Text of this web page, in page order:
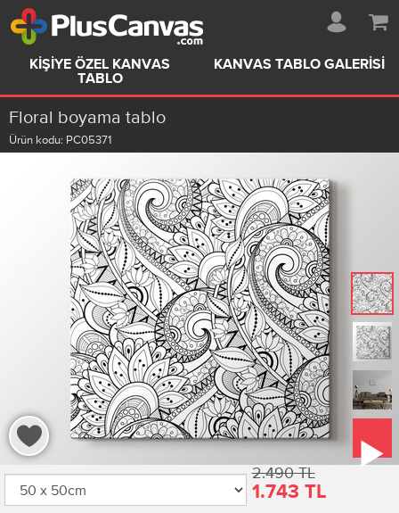
KIŞIYE ÖZEL KANVAS
TABLO
KANVAS TABLO GALERISI
Floral boyama tablo
Ürün kodu: PC05371
2.490 TL
1.743 TL